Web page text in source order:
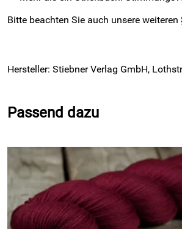
Bitte beachten Sie auch unsere weiteren
Hersteller: Stiebner Verlag GmbH,
Passend dazu